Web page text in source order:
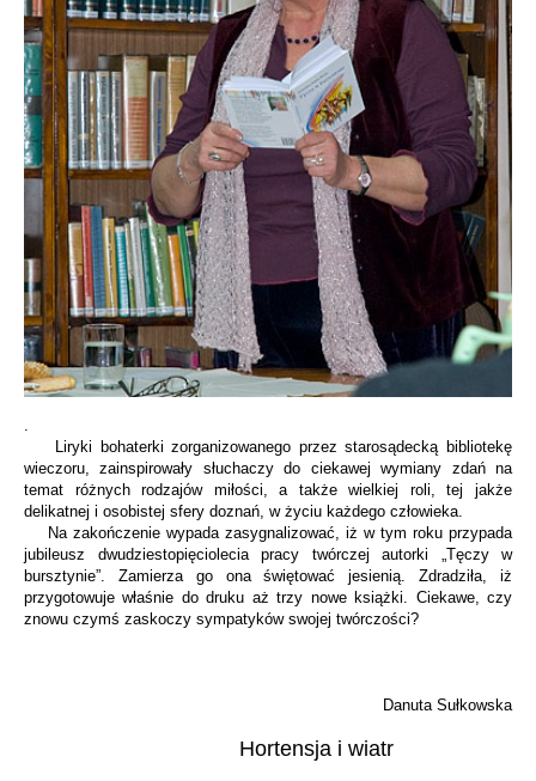
Liryki bohaterki zorganizowanego przez starosądecką bibliotekę
wieczoru, zainspirowały słuchaczy do ciekawej wymiany zdań na
temat różnych rodzajów miłości, a także wielkiej roli, tej jakże
delikatnej i osobistej sfery doznań, w życiu każdego człowieka.
Na zakończenie wypada zasygnalizować, iż w tym roku przypada
jubileusz dwudziestopięciolecia pracy twórczej autorki „Tęczy w
bursztynie”. Zamierza go ona świętować jesienią. Zdradziła, iż
przygotowuje właśnie do druku aż trzy nowe książki. Ciekawe, czy
znowu czymś zaskoczy sympatyków swojej twórczości?
Danuta Sułkowska
Hortensja i wiatr